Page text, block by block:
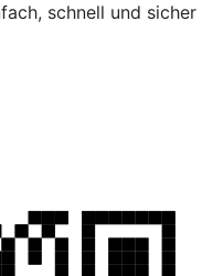
schnell und sicher